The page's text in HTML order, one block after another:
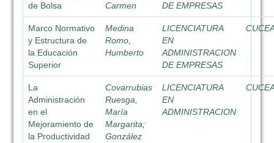
de Bolsa
Carmen
DE EMPRESAS
Marco Normativo
y Estructura de
la Educación
Superior
Medina
Romo,
Humberto
LICENCIATURA
EN
ADMINISTRACION
DE EMPRESAS
La
Administración
en el
Mejoramiento de
la Productividad
Covarrubias
Ruesga,
María
Margarita;
González
LICENCIATURA
EN
ADMINISTRACION